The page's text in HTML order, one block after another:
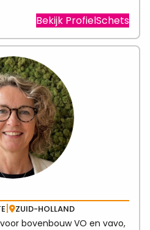
Bekijk ProfielSchetsVisit
link
| ZUID-HOLLAND
bovenbouw VO en vavo,